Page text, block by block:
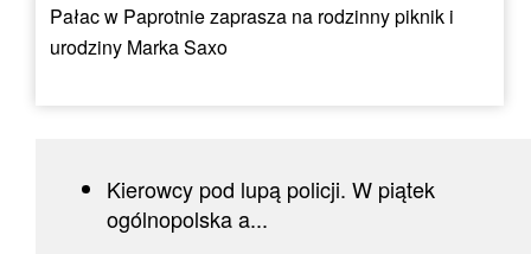
Pałac w Paprotnie zaprasza na rodzinny piknik i
urodziny Marka Saxo
Kierowcy pod lupą policji. W piątek
ogólnopolska a...